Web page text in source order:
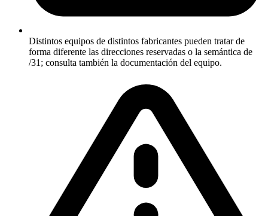
Distintos equipos de distintos fabricantes pueden tratar de
forma diferente las direcciones reservadas o la semántica de
/31; consulta también la documentación del equipo.